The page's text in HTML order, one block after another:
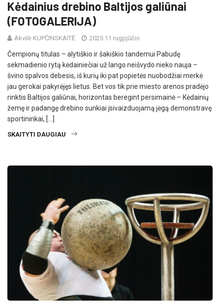
Kėdainius drebino Baltijos galiūnai
(FOTOGALERIJA)
Akvilė KUPČINSKAITĖ 2025 11 rugpjūčio
Čempionų titulas – alytiškio ir šakiškio tandemui Pabudę
sekmadienio rytą kėdainiečiai už lango neišvydo nieko nauja –
švino spalvos debesis, iš kurių iki pat popietės nuobodžiai merkė
jau gerokai pakyrėjęs lietus. Bet vos tik prie miesto arenos pradėjo
rinktis Baltijos galiūnai, horizontas beregint persimainė – Kėdainių
žemę ir padangę drebino sunkiai įsivaizduojamą jėgą demonstravę
sportininkai, […]
SKAITYTI DAUGIAU